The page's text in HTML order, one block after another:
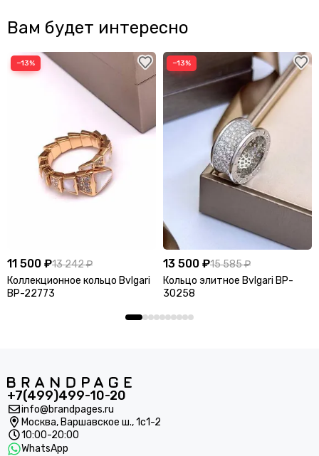
Вам будет интересно
−13%
11 500 ₽13 242 ₽
Коллекционное кольцо Bvlgari
BP-22773
−13%
13 500 ₽15 585 ₽
Кольцо элитное Bvlgari BP-
30258
+7(499)499-10-20
info@brandpages.ru
Москва, Варшавское ш., 1с1-2
10:00-20:00
WhatsApp